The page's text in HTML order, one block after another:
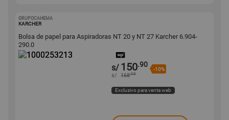
GRUPOCAHEMA
KARCHER
Bolsa de papel para Aspiradoras NT 20 y NT 27 Karcher 6.904-
290.0
s/ 150.90
-10%
s/ 168.08
Exclusivo para venta web